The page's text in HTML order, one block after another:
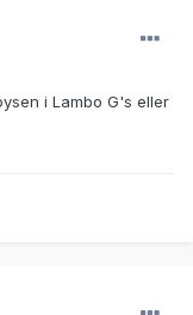
i Lambo G's eller